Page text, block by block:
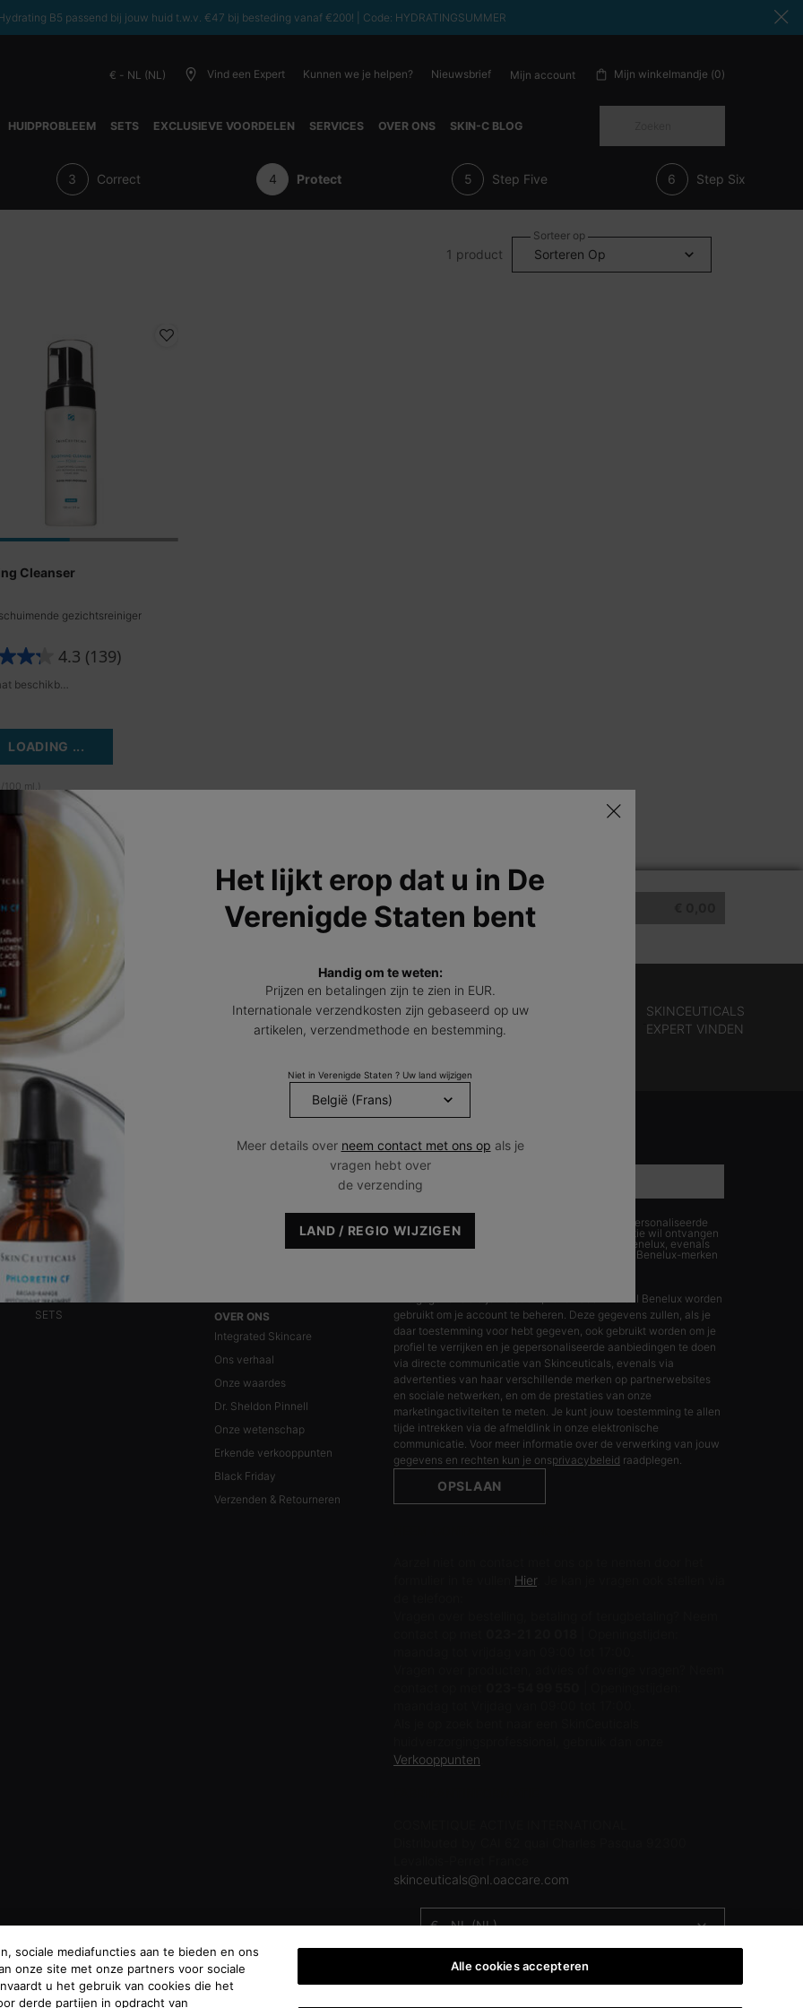
B5 passend bij jouw huid t.w.v. €47 bij besteding vanaf €200! | Code: HYDRATINGSUMMER
€ - NL (NL) Vind een Expert Kunnen we je helpen? Nieuwsbrief Mijn account Mijn winkelmandje 0
0 product in winkelwagen
HUIDPROBLEEM SETS EXCLUSIEVE VOORDELEN SERVICES OVER ONS SKIN-C BLOG
Correct Protect Step Five Step Six
1 product
Sorteer op
Cleanser
gezichtsreiniger
4.3 (139)
LOADING ...
ml.)
KIT TOTAALBEDRAG
GRATIS
VERZENDING VANAF
GRATIS RETOUR
BINNEN 14 DAGEN
SKINCEUTICALS
EXPERT VINDEN
Gecombineerde huid
Vette huid
PRODUCT FILOSOFIE
Prevent
SETS
OVER ONS
Integrated Skincare
Ons verhaal
Onze waardes
Dr. Sheldon Pinnell
Onze wetenschap
Erkende verkooppunten
Black Friday
Verzenden & Retourneren
AANMELDEN VOOR ONZE NIEUWSBRIEF
E-mailadres
Ik verklaar dat ik 16 jaar of ouder ben en gepersonaliseerde
aanbiedingen via directe e-mailcommunicatie wil ontvangen
van SkinCeuticals, onderdeel van L’Oréal Benelux, evenals
gepersonaliseerde advertenties van L’Oréal Benelux-merken
*De gegevens die je verstrekt, zullen door L'Oréal Benelux worden
gebruikt om je account te beheren. Deze gegevens zullen, als je
daar toestemming voor hebt gegeven, ook gebruikt worden om je
profiel te verrijken en je gepersonaliseerde aanbiedingen te doen
via directe communicatie van Skinceuticals, evenals via
advertenties van haar verschillende merken op partnerwebsites
en sociale netwerken, en om de prestaties van onze
marketingactiviteiten te meten. Je kunt jouw toestemming te allen
tijde intrekken via de afmeldlink in onze elektronische
communicatie. Voor meer informatie over de verwerking van jouw
gegevens en rechten kun je onsprivacybeleid raadplegen.
OPSLAAN
Hier. Je kan je vragen ook stellen via
Verkooppunten
skinceuticals@nl.oaccare.com
€ - NL (NL)
|Mexico |Polen|Portugal| Rusland|Saoedi-Arabië
sociale mediafuncties aan te bieden en ons
onze site met onze partners voor sociale
u het gebruik van cookies die het
derde partijen in opdracht van
Alle cookies accepteren
Het lijkt erop dat u in De
Verenigde Staten bent
Handig om te weten:
Prijzen en betalingen zijn te zien in EUR.
Internationale verzendkosten zijn gebaseerd op uw
artikelen, verzendmethode en bestemming.
Niet in Verenigde Staten ? Uw land wijzigen
Meer details over neem contact met ons op als je
vragen hebt over
de verzending
LAND / REGIO WIJZIGEN